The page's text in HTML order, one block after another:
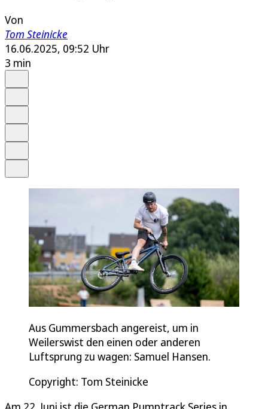
Von
Tom Steinicke
16.06.2025, 09:52 Uhr
3 min
Aus Gummersbach angereist, um in
Weilerswist den einen oder anderen
Luftsprung zu wagen: Samuel Hansen.
Copyright: Tom Steinicke